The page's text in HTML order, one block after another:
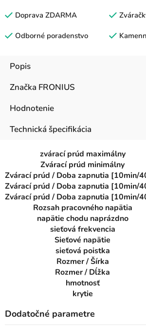
Doprava ZDARMA
Odborné poradenstvo
Popis
Značka FRONIUS
Hodnotenie
Technická špecifikácia
zvárací prúd maximálny
Zvárací prúd minimálny
Zvárací prúd / Doba zapnutia [10min/
Zvárací prúd / Doba zapnutia [10min/
Zvárací prúd / Doba zapnutia [10min/
Rozsah pracovného napätia
napätie chodu naprázdno
sieťová frekvencia
Sieťové napätie
sieťová poistka
Rozmer / Šírka
Rozmer / Dĺžka
hmotnosť
krytie
Dodatočné parametre